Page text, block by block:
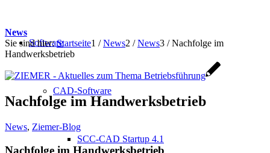
Software
CAD-Software
SCC-CAD Startup 4.1
News
Sie sind hier: Startseite1 / News2 / News3 / Nachfolge im
Handwerksbetrieb
Nachfolge im Handwerksbetrieb
News, Ziemer-Blog
Nachfolge im Handwerksbetrieb